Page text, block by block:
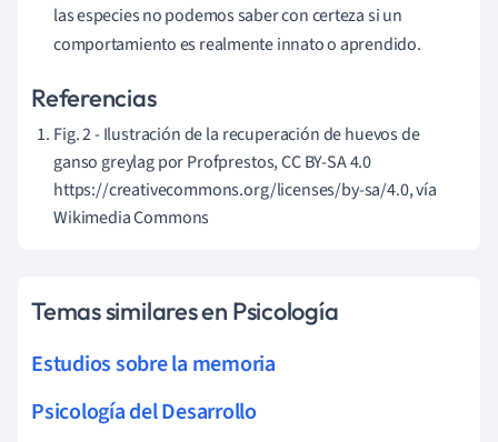
las especies no podemos saber con certeza si un
comportamiento es realmente innato o aprendido.
Referencias
Fig. 2 - Ilustración de la recuperación de huevos de
ganso greylag por Profprestos, CC BY-SA 4.0
https://creativecommons.org/licenses/by-sa/4.0, vía
Wikimedia Commons
Temas similares en Psicología
Estudios sobre la memoria
Psicología del Desarrollo